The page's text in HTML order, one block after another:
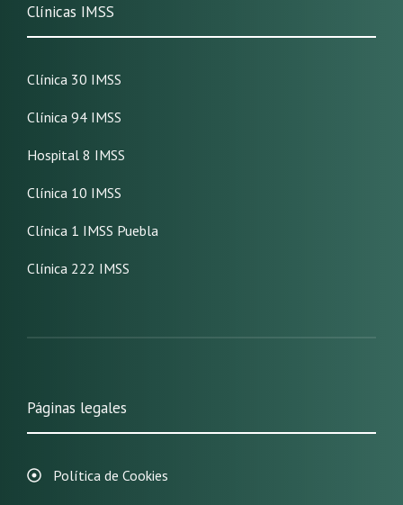
Clínicas IMSS
Clínica 30 IMSS
Clínica 94 IMSS
Hospital 8 IMSS
Clínica 10 IMSS
Clínica 1 IMSS Puebla
Clínica 222 IMSS
Páginas legales
Política de Cookies